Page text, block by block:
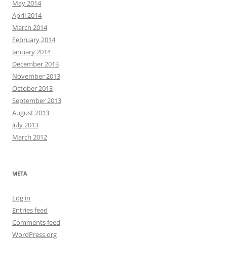
May 2014
April 2014
March 2014
February 2014
January 2014
December 2013
November 2013
October 2013
September 2013
August 2013
July 2013
March 2012
META
Log in
Entries feed
Comments feed
WordPress.org